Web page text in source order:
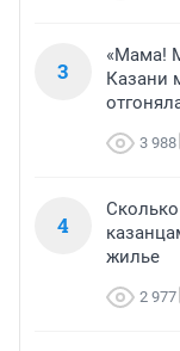
3
«Мама!
Казани
3 988
4
жилье
2 977